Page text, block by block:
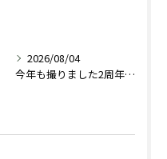
2026/08/04
今年も撮りました2周年記念作品♡